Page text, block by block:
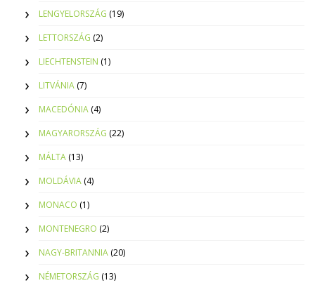
LENGYELORSZÁG (19)
LETTORSZÁG (2)
LIECHTENSTEIN (1)
LITVÁNIA (7)
MACEDÓNIA (4)
MAGYARORSZÁG (22)
MÁLTA (13)
MOLDÁVIA (4)
MONACO (1)
MONTENEGRO (2)
NAGY-BRITANNIA (20)
NÉMETORSZÁG (13)